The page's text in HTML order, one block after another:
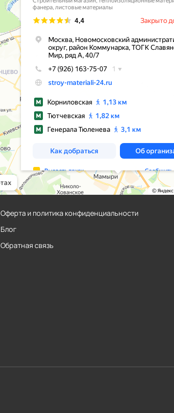
Оферта и политика конфиденциальности
Блог
Обратная связь